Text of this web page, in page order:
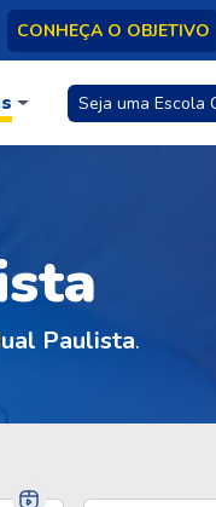
CONHEÇA O OBJETIVO
Seja uma Escola
Paulista.